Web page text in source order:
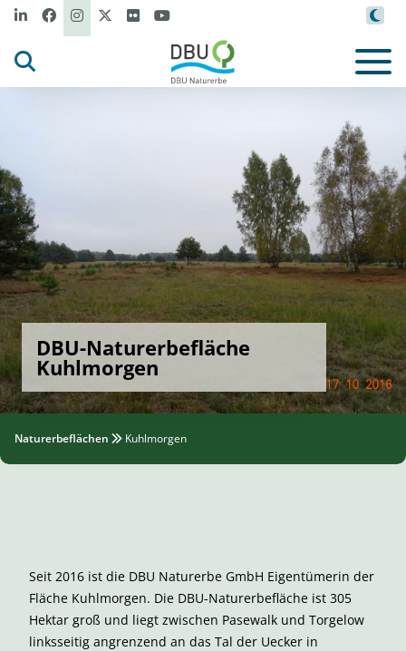
DBU-Naturerbefläche
Kuhlmorgen
Naturerbeflächen Kuhlmorgen
Seit 2016 ist die DBU Naturerbe GmbH Eigentümerin der
Fläche Kuhlmorgen. Die DBU-Naturerbefläche ist 305
Hektar groß und liegt zwischen Pasewalk und Torgelow
linksseitig angrenzend an das Tal der Uecker in